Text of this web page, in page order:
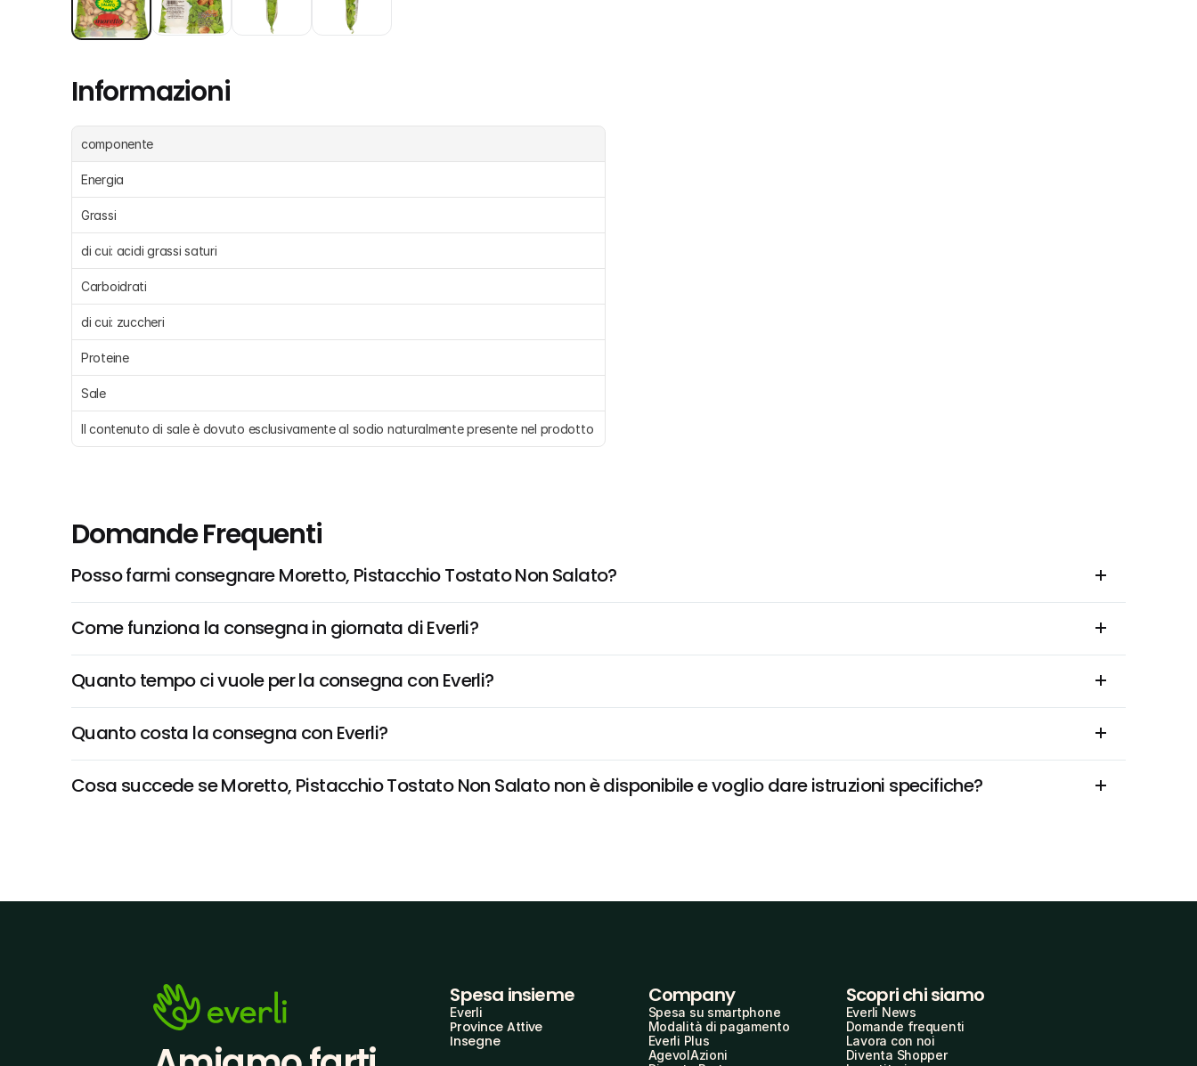
Informazioni
componente
Energia
Grassi
di cui: acidi grassi saturi
Carboidrati
di cui: zuccheri
Proteine
Sale
Il contenuto di sale è dovuto esclusivamente al sodio naturalmente presente nel prodotto
Domande Frequenti
Posso farmi consegnare Moretto, Pistacchio Tostato Non Salato?
Come funziona la consegna in giornata di Everli?
Quanto tempo ci vuole per la consegna con Everli?
Quanto costa la consegna con Everli?
Cosa succede se Moretto, Pistacchio Tostato Non Salato non è disponibile e voglio dare istruzioni specifiche?
Spesa insieme
Everli
Province Attive
Insegne
Company
Spesa su smartphone
Modalità di pagamento
Everli Plus
AgevolAzioni
Scopri chi siamo
Everli News
Domande frequenti
Lavora con noi
Diventa Shopper